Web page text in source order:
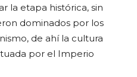
la etapa histórica, sin
dominados por los
de ahí la cultura
por el Imperio